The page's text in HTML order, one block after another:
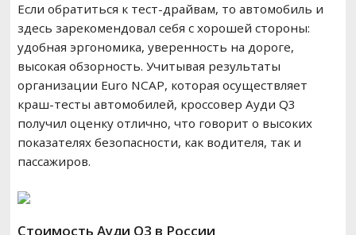
Если обратиться к тест-драйвам, то автомобиль и
здесь зарекомендовал себя с хорошей стороны:
удобная эргономика, уверенность на дороге,
высокая обзорность. Учитывая результаты
организации Euro NCAP, которая осуществляет
краш-тесты автомобилей, кроссовер Ауди Q3
получил оценку отлично, что говорит о высоких
показателях безопасности, как водителя, так и
пассажиров.
Стоимость Ауди Q3 в России